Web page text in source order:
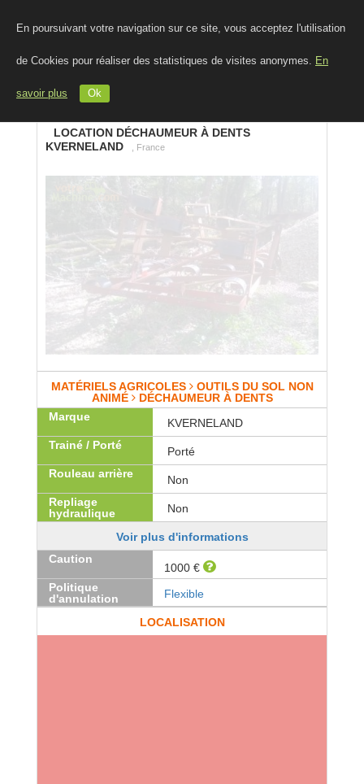
En poursuivant votre navigation sur ce site, vous acceptez l'utilisation
de Cookies pour réaliser des statistiques de visites anonymes. En
savoir plus Ok
LOCATION DÉCHAUMEUR À DENTS
KVERNELAND
, France
MATÉRIELS AGRICOLES OUTILS DU SOL NON
ANIMÉ DÉCHAUMEUR À DENTS
Marque
KVERNELAND
Trainé / Porté
Porté
Rouleau arrière
Non
Repliage
hydraulique
Non
Voir plus d'informations
Caution
1000 €
Politique
d'annulation
Flexible
LOCALISATION